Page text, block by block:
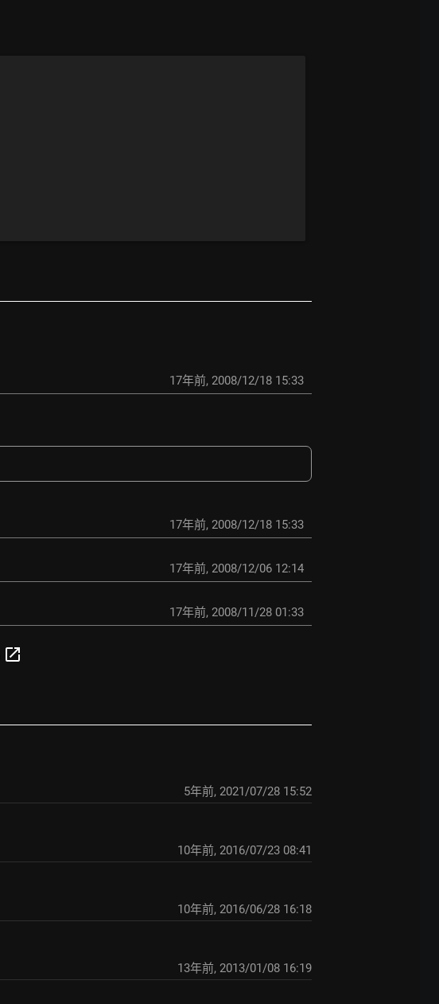
17年前, 2008/12/18 15:33
17年前, 2008/12/18 15:33
17年前, 2008/12/06 12:14
17年前, 2008/11/28 01:33
open_in_new
5年前, 2021/07/28 15:52
10年前, 2016/07/23 08:41
10年前, 2016/06/28 16:18
13年前, 2013/01/08 16:19